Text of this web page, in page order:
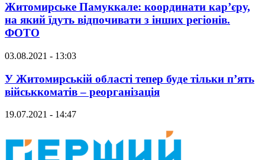
Житомирське Памуккале: координати кар’єру,
на який їдуть відпочивати з інших регіонів.
ФОТО
03.08.2021 - 13:03
У Житомирській області тепер буде тільки п’ять
військкоматів – реорганізація
19.07.2021 - 14:47